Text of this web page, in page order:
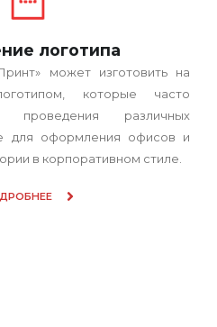
логотипа
может изготовить на
которые часто
проведения различных
для оформления офисов и
в корпоративном стиле.